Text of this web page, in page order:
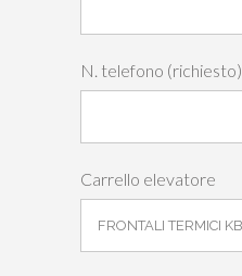
N. telefono (richiesto)
Carrello elevatore